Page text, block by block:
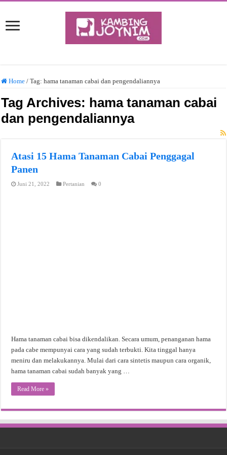
Home / Tag:hama tanaman cabai dan pengendaliannya
Tag Archives: hama tanaman cabai
dan pengendaliannya
Atasi 15 Hama Tanaman Cabai Penggagal
Panen
Juni 21, 2022 Pertanian 0
Hama tanaman cabai bisa dikendalikan. Secara umum, penanganan hama
pada cabe mempunyai cara yang sudah terbukti. Kita tinggal hanya
meniru dan melakukannya. Mulai dari cara sintetis maupun cara organik,
hama tanaman cabai sudah banyak yang …
Read More »